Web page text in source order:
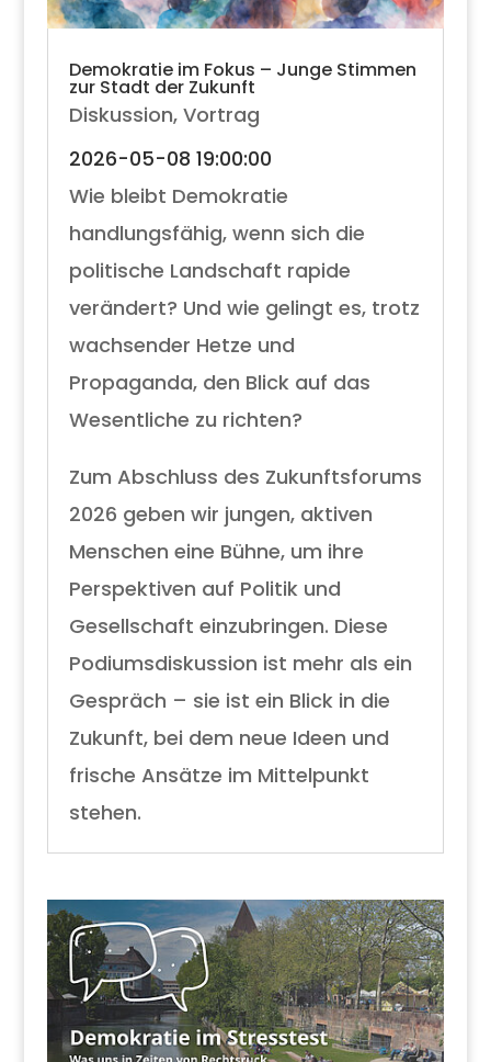
Demokratie im Fokus – Junge Stimmen
zur Stadt der Zukunft
Diskussion, Vortrag
2026-05-08 19:00:00
Wie bleibt Demokratie
handlungsfähig, wenn sich die
politische Landschaft rapide
verändert? Und wie gelingt es, trotz
wachsender Hetze und
Propaganda, den Blick auf das
Wesentliche zu richten?
Zum Abschluss des Zukunftsforums
2026 geben wir jungen, aktiven
Menschen eine Bühne, um ihre
Perspektiven auf Politik und
Gesellschaft einzubringen. Diese
Podiumsdiskussion ist mehr als ein
Gespräch – sie ist ein Blick in die
Zukunft, bei dem neue Ideen und
frische Ansätze im Mittelpunkt
stehen.